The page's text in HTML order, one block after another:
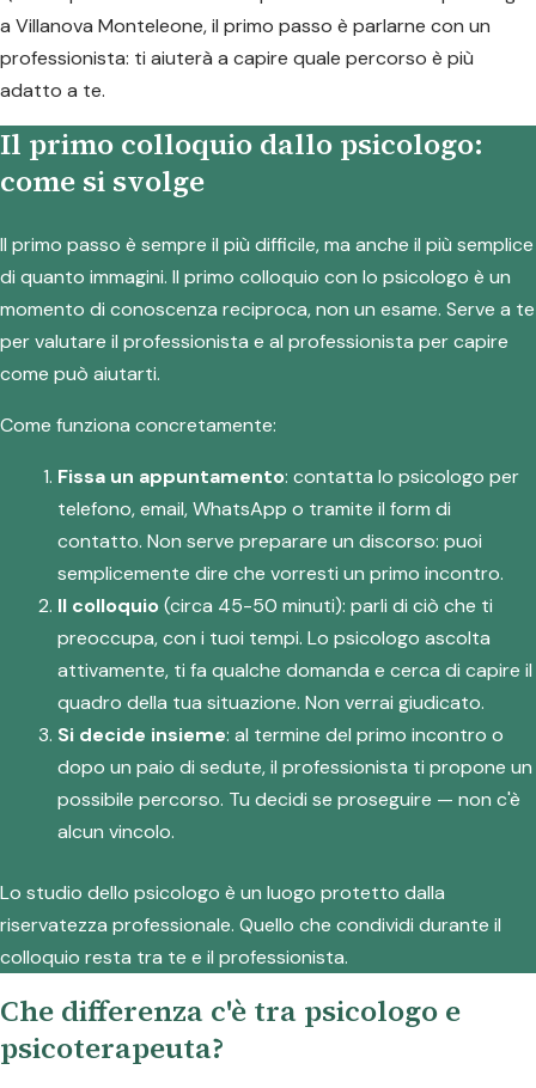
a Villanova Monteleone, il primo passo è parlarne con un
professionista: ti aiuterà a capire quale percorso è più
adatto a te.
Il primo colloquio dallo psicologo:
come si svolge
Il primo passo è sempre il più difficile, ma anche il più semplice
di quanto immagini. Il primo colloquio con lo psicologo è un
momento di conoscenza reciproca, non un esame. Serve a te
per valutare il professionista e al professionista per capire
come può aiutarti.
Come funziona concretamente:
Fissa un appuntamento: contatta lo psicologo per
telefono, email, WhatsApp o tramite il form di
contatto. Non serve preparare un discorso: puoi
semplicemente dire che vorresti un primo incontro.
Il colloquio(circa 45-50 minuti): parli di ciò che ti
preoccupa, con i tuoi tempi. Lo psicologo ascolta
attivamente, ti fa qualche domanda e cerca di capire il
quadro della tua situazione. Non verrai giudicato.
Si decide insieme: al termine del primo incontro o
dopo un paio di sedute, il professionista ti propone un
possibile percorso. Tu decidi se proseguire — non c'è
alcun vincolo.
Lo studio dello psicologo è un luogo protetto dalla
riservatezza professionale. Quello che condividi durante il
colloquio resta tra te e il professionista.
Che differenza c'è tra psicologo e
psicoterapeuta?